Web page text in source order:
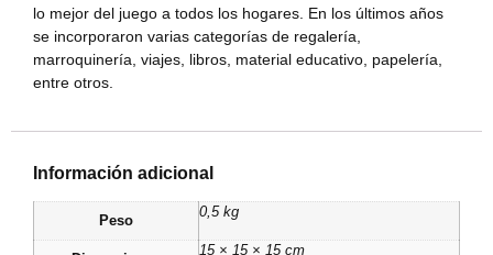
lo mejor del juego a todos los hogares. En los últimos años
se incorporaron varias categorías de regalería,
marroquinería, viajes, libros, material educativo, papelería,
entre otros.
Información adicional
Peso
0,5 kg
15 × 15 × 15 cm